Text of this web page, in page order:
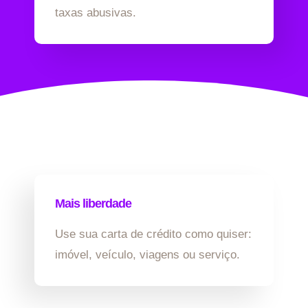
taxas abusivas.
Mais liberdade
Use sua carta de crédito como quiser:
imóvel, veículo, viagens ou serviço.